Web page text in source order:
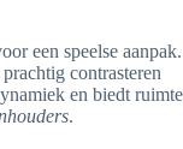
een speelse aanpak.
contrasteren
en biedt ruimte
.